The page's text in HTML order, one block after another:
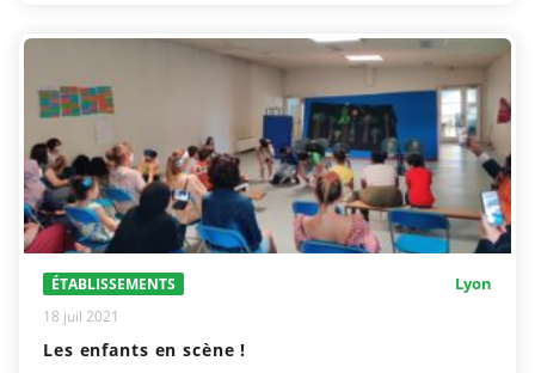
ÉTABLISSEMENTS Lyon
18 juil 2021
Les enfants en scène !